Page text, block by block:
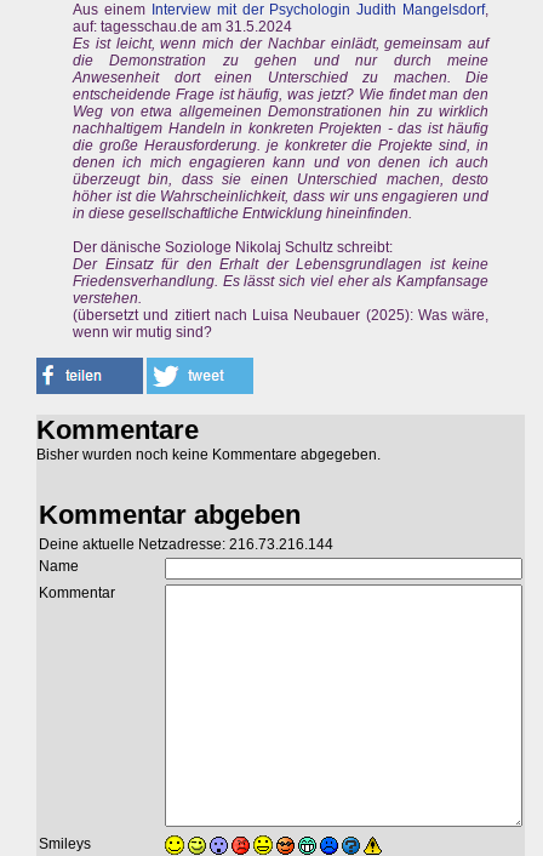
Aus einem Interview mit der Psychologin Judith Mangelsdorf,
auf: tagesschau.de am 31.5.2024
Es ist leicht, wenn mich der Nachbar einlädt, gemeinsam auf
die Demonstration zu gehen und nur durch meine
Anwesenheit dort einen Unterschied zu machen. Die
entscheidende Frage ist häufig, was jetzt? Wie findet man den
Weg von etwa allgemeinen Demonstrationen hin zu wirklich
nachhaltigem Handeln in konkreten Projekten - das ist häufig
die große Herausforderung. je konkreter die Projekte sind, in
denen ich mich engagieren kann und von denen ich auch
überzeugt bin, dass sie einen Unterschied machen, desto
höher ist die Wahrscheinlichkeit, dass wir uns engagieren und
in diese gesellschaftliche Entwicklung hineinfinden.
Der dänische Soziologe Nikolaj Schultz schreibt:
Der Einsatz für den Erhalt der Lebensgrundlagen ist keine
Friedensverhandlung. Es lässt sich viel eher als Kampfansage
verstehen.
(übersetzt und zitiert nach Luisa Neubauer (2025): Was wäre,
wenn wir mutig sind?
Kommentare
Bisher wurden noch keine Kommentare abgegeben.
Kommentar abgeben
Deine aktuelle Netzadresse: 216.73.216.144
Name
Kommentar
Smileys